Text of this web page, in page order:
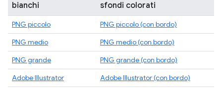
bianchi
sfondi colorati
PNG piccolo
PNG piccolo (con bordo)
PNG medio
PNG medio (con bordo)
PNG grande
PNG grande (con bordo)
Adobe Illustrator
Adobe Illustrator (con bordo)